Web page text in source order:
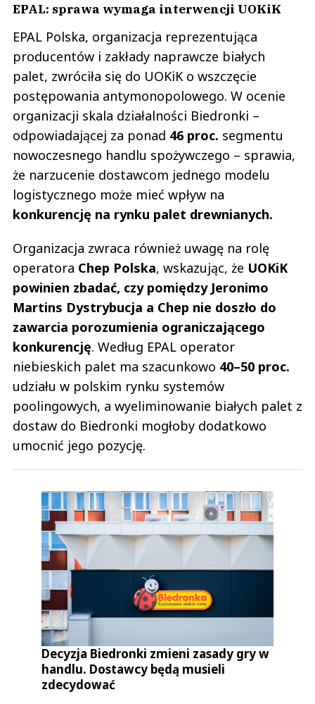
EPAL: sprawa wymaga interwencji UOKiK
EPAL Polska, organizacja reprezentująca
producentów i zakłady naprawcze białych
palet, zwróciła się do UOKiK o wszczęcie
postępowania antymonopolowego. W ocenie
organizacji skala działalności Biedronki –
odpowiadającej za ponad 46 proc. segmentu
nowoczesnego handlu spożywczego – sprawia,
że narzucenie dostawcom jednego modelu
logistycznego może mieć wpływ na
konkurencję na rynku palet drewnianych.
Organizacja zwraca również uwagę na rolę
operatora Chep Polska, wskazując, że UOKiK
powinien zbadać, czy pomiędzy Jeronimo
Martins Dystrybucja a Chep nie doszło do
zawarcia porozumienia ograniczającego
konkurencję. Według EPAL operator
niebieskich palet ma szacunkowo 40–50 proc.
udziału w polskim rynku systemów
poolingowych, a wyeliminowanie białych palet z
dostaw do Biedronki mogłoby dodatkowo
umocnić jego pozycję.
Decyzja Biedronki zmieni zasady gry w
handlu. Dostawcy będą musieli
zdecydować